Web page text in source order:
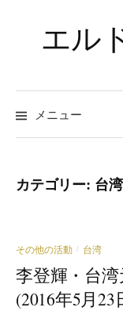
ツ
へ
ス
ッ
エル
メニュー
カテゴリー: 台湾
その他の活動 / 台湾
李登輝・台
(2016年5月23